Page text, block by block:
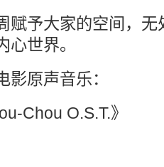
赋予大家的空间，
世界。
影原声音乐：
Chou O.S.T.》